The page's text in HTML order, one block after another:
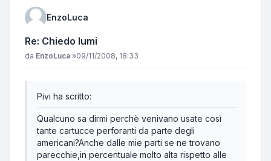
EnzoLuca
Re: Chiedo lumi
Messaggio
da EnzoLuca »09/11/2008, 18:33
Pivi ha scritto:
Qualcuno sa dirmi perchè venivano usate così
tante cartucce perforanti da parte degli
americani?Anche dalle mie parti se ne trovano
parecchie,in percentuale molto alta rispetto alle